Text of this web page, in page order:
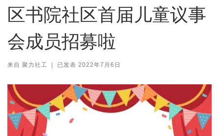
区书院社区首届儿童议事
会成员招募啦
来自 聚力社工 已发表 2022年7月6日